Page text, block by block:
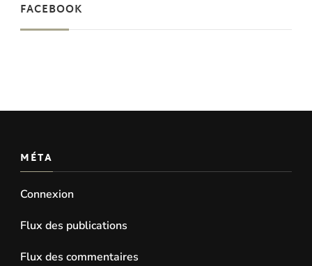
FACEBOOK
MÉTA
Connexion
Flux des publications
Flux des commentaires